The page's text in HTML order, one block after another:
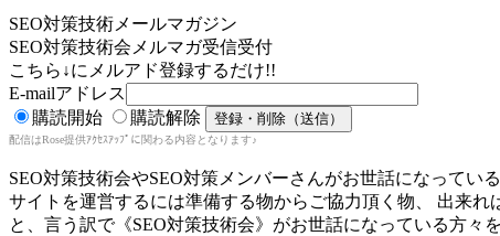
SEO対策技術メールマガジン
SEO対策技術会メルマガ受信受付
こちら↓にメルアド登録するだけ!!
E-mailアドレス
購読開始
購読解除
配信はRose提供ｱｸｾｽｱｯﾌﾟに関わる内容となります♪
SEO対策技術会やSEO対策メンバーさんがお世話になってい
サイトを運営するには準備する物からご協力頂く物、 出来れ
と、言う訳で《SEO対策技術会》がお世話になっている方々